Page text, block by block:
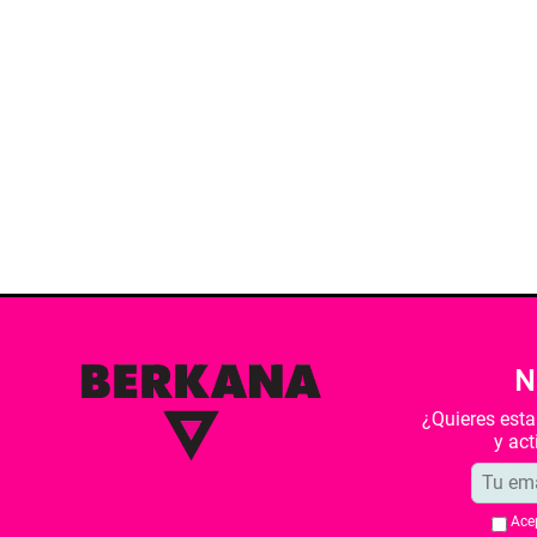
¿Quieres
y